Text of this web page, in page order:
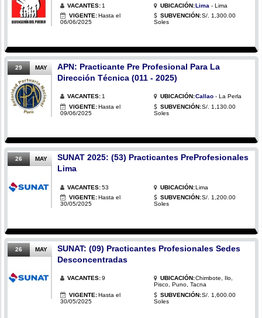
VACANTES: 1 UBICACIÓN:Lima - Lima
VIGENTE:Hasta el
06/06/2025
SUBVENCIÓN:S/. 1,300.00
Soles
29 MAY
APN: Practicante Pre Profesional Para La
Dirección Técnica (011 - 2025)
VACANTES: 1 UBICACIÓN:Callao - La Perla
VIGENTE:Hasta el
09/06/2025
SUBVENCIÓN:S/. 1,130.00
Soles
26 MAY
SUNAT 2025: (53) Practicantes PreProfesionales
Lima
VACANTES:53 UBICACIÓN:Lima
VIGENTE:Hasta el
30/05/2025
SUBVENCIÓN:S/. 1,200.00
Soles
26 MAY
SUNAT: (09) Practicantes Profesionales Sedes
Desconcentradas
VACANTES:9 UBICACIÓN:Chimbote, Ilo,
Pisco, Puno, Tacna
VIGENTE:Hasta el
30/05/2025
SUBVENCIÓN:S/. 1,600.00
Soles